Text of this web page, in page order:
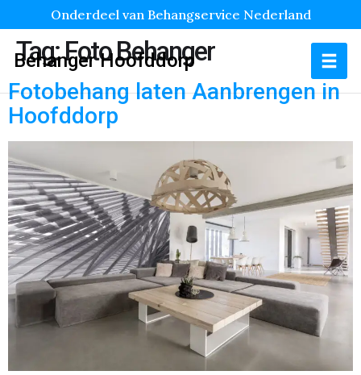
Onderdeel van Behangservice Nederland
Behanger Hoofddorp
Tag:Foto Behanger
Fotobehang laten Aanbrengen in
Hoofddorp